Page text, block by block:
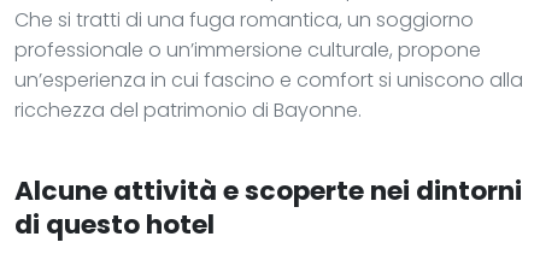
Che si tratti di una fuga romantica, un soggiorno
professionale o un’immersione culturale, propone
un’esperienza in cui fascino e comfort si uniscono alla
ricchezza del patrimonio di Bayonne.
Alcune attività e scoperte nei dintorni
di questo hotel